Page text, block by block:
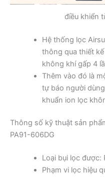
điều khiển
Hệ thống lọc
thông qua thiết
không khí gấp 4
Thêm vào đó là
tự báo người
khuẩn ion lọc
Thông số kỹ thuật sản
PA91-606DG
Loại bụi lọc được:
Phạm vi lọc hiệu